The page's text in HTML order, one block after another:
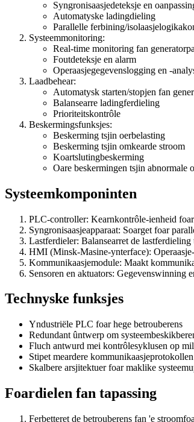
Syngronisaasjedeteksje en
Automatyske ladingdieling
Parallelle ferbining/
Systeemmonitoring:
Real-time monitoring fan
Foutdeteksje en alarm
Operaasjegegevenslogging en -
Laadbehear:
Automatysk starten/stopjen fan
Balansearre ladingferdieling
Prioriteitskontrôle
Beskermingsfunksjes:
Beskerming tsjin oerbelasting
Beskerming tsjin omkearde stroom
Koartslutingbeskerming
Oare beskermingen tsjin abnormale
Systeemkomponinten
PLC-controller: Kearnkontrôle-ienheid
Syngronisaasjeapparaat: Soarget foar
Lastferdieler: Balansearret de lastferdieling
HMI (Minsk-Masine-ynterface):
Kommunikaasjemodule: Maakt
Sensoren en aktuators: Gegevenswinning
Technyske funksjes
Yndustriële PLC foar hege betrouberens
Redundant ûntwerp om
Fluch antwurd mei kontrôlesyklusen op
Stipet meardere
Skalbere arsjitektuer foar maklike
Foardielen fan tapassing
Ferbetteret de betrouberens fan 'e